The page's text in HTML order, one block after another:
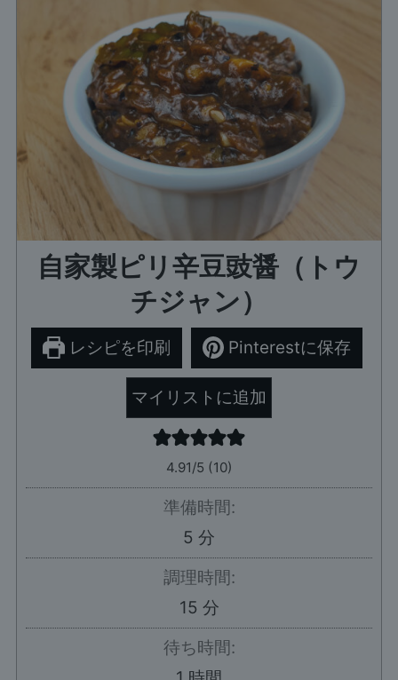
自家製ピリ辛豆豉醤（トウ
チジャン）
レシピを印刷 Pinterestに保存
マイリストに追加
4.91/5 (10)
準備時間:
5 分
分
調理時間:
15 分
分
待ち時間: